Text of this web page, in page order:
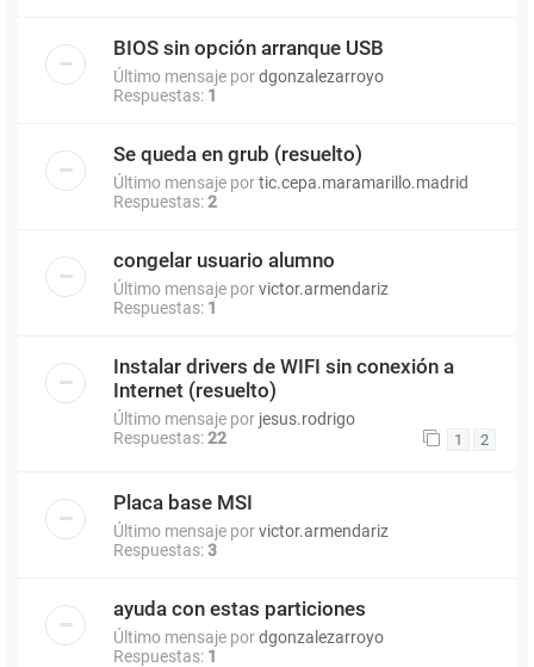
BIOS sin opción arranque USB
Último mensaje pordgonzalezarroyo
Respuestas: 1
Se queda en grub (resuelto)
Último mensaje portic.cepa.maramarillo.madrid
Respuestas:2
congelar usuario alumno
Último mensaje porvictor.armendariz
Respuestas: 1
Instalar drivers de WIFI sin conexión a
Internet (resuelto)
Último mensaje por jesus.rodrigo
Respuestas:22 1 2
Placa base MSI
Último mensaje porvictor.armendariz
Respuestas:3
ayuda con estas particiones
Último mensaje pordgonzalezarroyo
Respuestas: 1